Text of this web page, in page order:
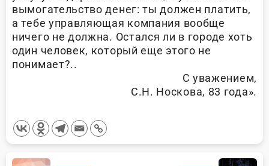
вымогательство денег: ты должен платить,
а тебе управляющая компания вообще
ничего не должна. Остался ли в городе хоть
один человек, который еще этого не
понимает?..
С уважением,
С.Н. Носкова, 83 года».
<span